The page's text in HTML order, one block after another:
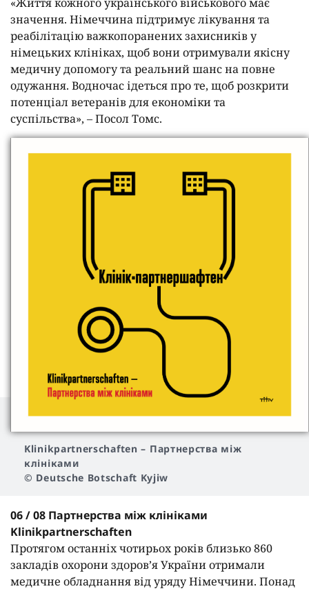
значення. Німеччина підтримує лікування та
реабілітацію важкопоранених захисників у
німецьких клініках, щоб вони отримували якісну
медичну допомогу та реальний шанс на повне
одужання. Водночас ідеться про те, щоб розкрити
потенціал ветеранів для економіки та
суспільства», – Посол Томс.
Klinikpartnerschaften– Партнерства між
клініками
© Deutsche Botschaft Kyjiw
06 / 08 Партнерства між клініками
Klinikpartnerschaften
Протягом останніх чотирьох років близько 860
закладів охорони здоров’я України отримали
медичне обладнання від уряду Німеччини. Понад